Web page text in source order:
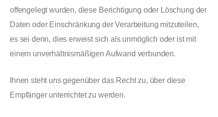
offengelegt wurden, diese Berichtigung oder Löschung der
Daten oder Einschränkung der Verarbeitung mitzuteilen,
es sei denn, dies erweist sich als unmöglich oder ist mit
einem unverhältnismäßigen Aufwand verbunden.
Ihnen steht uns gegenüber das Recht zu, über diese
Empfänger unterrichtet zu werden.